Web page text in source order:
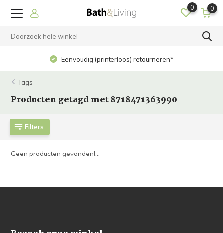
0 0
Eenvoudig (printerloos) retourneren*
Tags
Producten getagd met 8718471363990
Filters
Geen producten gevonden!...